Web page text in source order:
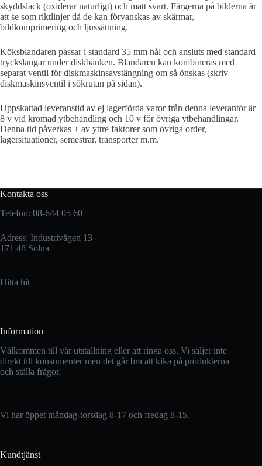
skyddslack (oxiderar naturligt) och matt svart. Färgerna på bilderna är
att se som riktlinjer då de kan förvanskas av skärmar,
bildkomprimering och ljussättning.
Köksblandaren passar i standard 35 mm hål och ansluts med standard
tryckslangar under diskbänken. Blandaren kan kombineras med
separat ventil för diskmaskinsavstängning om så önskas (skriv
diskmaskinsventil i sökrutan på sidan).
Uppskattad leveranstid av ej lagerförda varor från denna leverantör är
8 v vid kromad ytbehandling och 10 v för övriga ytbehandlingar.
Denna tid påverkas ± av yttre faktorer som övriga order,
lagersituationer, semestrar, transporter m.m.
Kontakta oss
Telefon: 08-644 05 60
Adress: Industrivägen 13
171 48 Solna
Hitta hit
Information
Välkommen till vår utställning eller att ringa oss. Vi säljer inte
direkt till konsumenter men det går bra att kika på produkterna
och ställa frågor.
Vi har öppet måndag-torsdag 8-17 och fredag 8-15.
Kundtjänst